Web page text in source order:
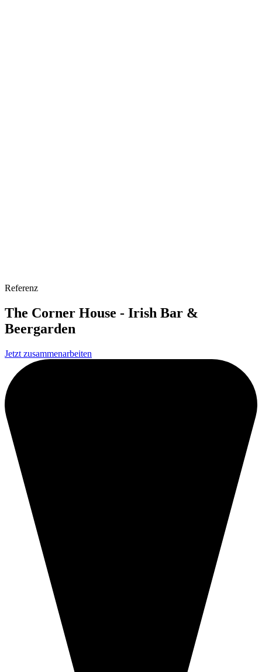
Referenz
The Corner House - Irish Bar &
Beergarden
Jetzt zusammenarbeiten